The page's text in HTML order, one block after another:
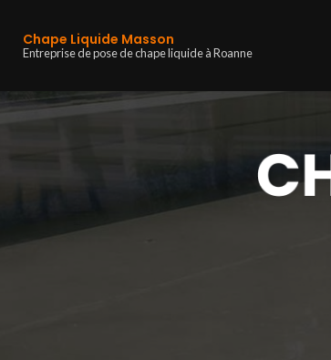
contenu
Chape Liquide Masson
Entreprise de pose de chape liquide à Roanne